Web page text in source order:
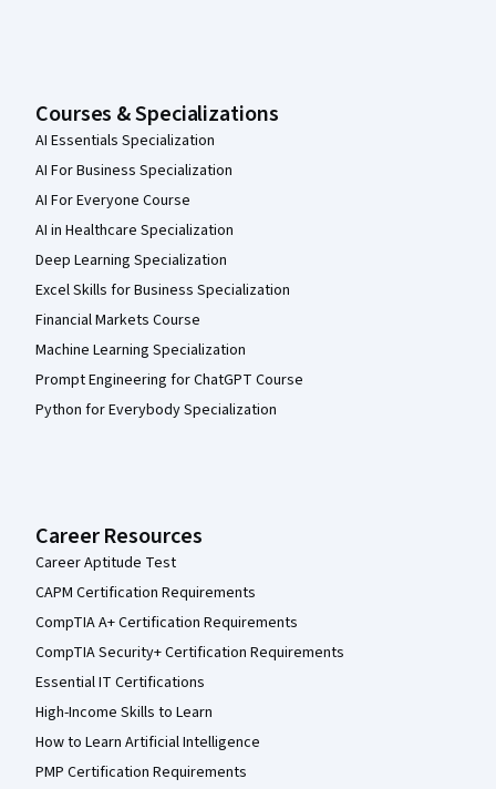
Courses & Specializations
AI Essentials Specialization
AI For Business Specialization
AI For Everyone Course
AI in Healthcare Specialization
Deep Learning Specialization
Excel Skills for Business Specialization
Financial Markets Course
Machine Learning Specialization
Prompt Engineering for ChatGPT Course
Python for Everybody Specialization
Career Resources
Career Aptitude Test
CAPM Certification Requirements
CompTIA A+ Certification Requirements
CompTIA Security+ Certification Requirements
Essential IT Certifications
High-Income Skills to Learn
How to Learn Artificial Intelligence
PMP Certification Requirements